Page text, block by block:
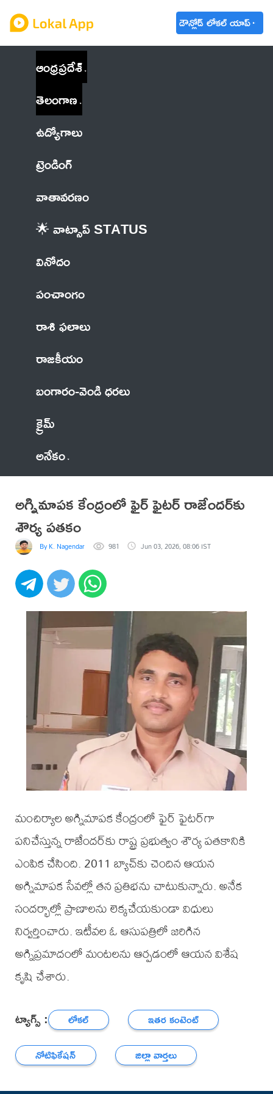
డౌన్లోడ్ లోకల్ యాప్
ఆంధ్రప్రదేశ్
తెలంగాణ
ఉద్యోగాలు
ట్రెండింగ్
వాతావరణం
🌟 వాట్సాప్ STATUS
వినోదం
పంచాంగం
రాశి ఫలాలు
రాజకీయం
బంగారం-వెండి ధరలు
క్రైమ్
అనేకం
అగ్నిమాపక కేంద్రంలో ఫైర్ ఫైటర్‌ రాజేందర్‌కు
శౌర్య పతకం
By K. Nagendar 981 Jun 03, 2026, 08:06 IST
మంచిర్యాల అగ్నిమాపక కేంద్రంలో ఫైర్ ఫైటర్‌గా
పనిచేస్తున్న రాజేందర్‌కు రాష్ట్ర ప్రభుత్వం శౌర్య పతకానికి
ఎంపిక చేసింది. 2011 బ్యాచ్‌కు చెందిన ఆయన
అగ్నిమాపక సేవల్లో తన ప్రతిభను చాటుకున్నారు. అనేక
సందర్భాల్లో ప్రాణాలను లెక్కచేయకుండా విధులు
నిర్వర్తించారు. ఇటీవల ఓ ఆసుపత్రిలో జరిగిన
అగ్నిప్రమాదంలో మంటలను ఆర్పడంలో ఆయన విశేష
కృషి చేశారు.
ట్యాగ్స్ : లోకల్
ఇతర కంటెంట్
నోటిఫికేషన్
జిల్లా వార్తలు